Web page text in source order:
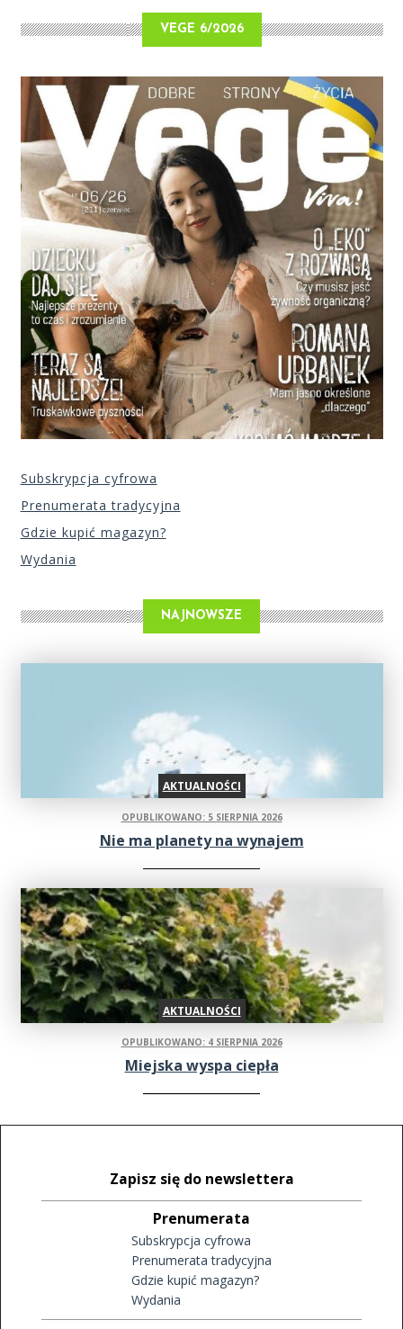
VEGE 6/2026
Subskrypcja cyfrowa
Prenumerata tradycyjna
Gdzie kupić magazyn?
Wydania
NAJNOWSZE
AKTUALNOŚCI
OPUBLIKOWANO: 5 SIERPNIA 2026
Nie ma planety na wynajem
AKTUALNOŚCI
OPUBLIKOWANO: 4 SIERPNIA 2026
Miejska wyspa ciepła
Zapisz się do newslettera
Prenumerata
Subskrypcja cyfrowa
Prenumerata tradycyjna
Gdzie kupić magazyn?
Wydania